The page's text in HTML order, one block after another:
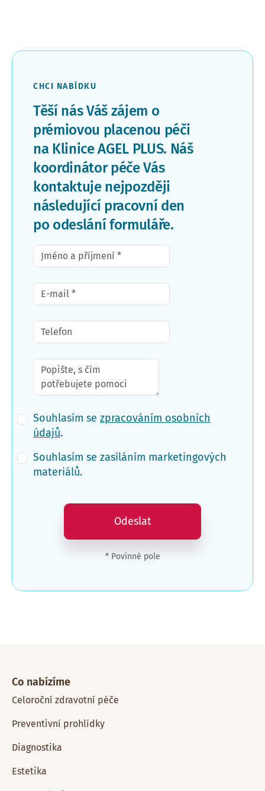
CHCI NABÍDKU
Těší nás Váš zájem o
prémiovou placenou péči
na Klinice AGEL PLUS. Náš
koordinátor péče Vás
kontaktuje nejpozději
následující pracovní den
po odeslání formuláře.
Souhlasím se zpracováním osobních
údajů.
Souhlasím se zasíláním marketingových
materiálů.
Odeslat
* Povinné pole
Co nabízíme
Celoroční zdravotní péče
Preventivní prohlídky
Diagnostika
Estetika